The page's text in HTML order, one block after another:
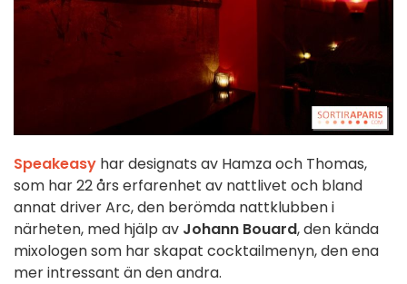
Speakeasy har designats av Hamza och Thomas,
som har 22 års erfarenhet av nattlivet och bland
annat driver Arc, den berömda nattklubben i
närheten, med hjälp av Johann Bouard, den kända
mixologen som har skapat cocktailmenyn, den ena
mer intressant än den andra.